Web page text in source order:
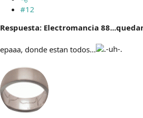
#12
Respuesta: Electromancia
epaaa, donde estan todos...